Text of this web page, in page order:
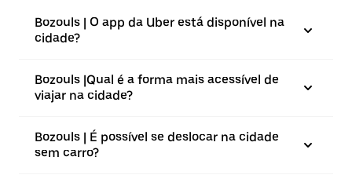
Bozouls | O app da Uber está disponível na
cidade?
Bozouls |⁠Qual é a forma mais acessível de
viajar na cidade?
Bozouls | É possível se deslocar na cidade
sem carro?